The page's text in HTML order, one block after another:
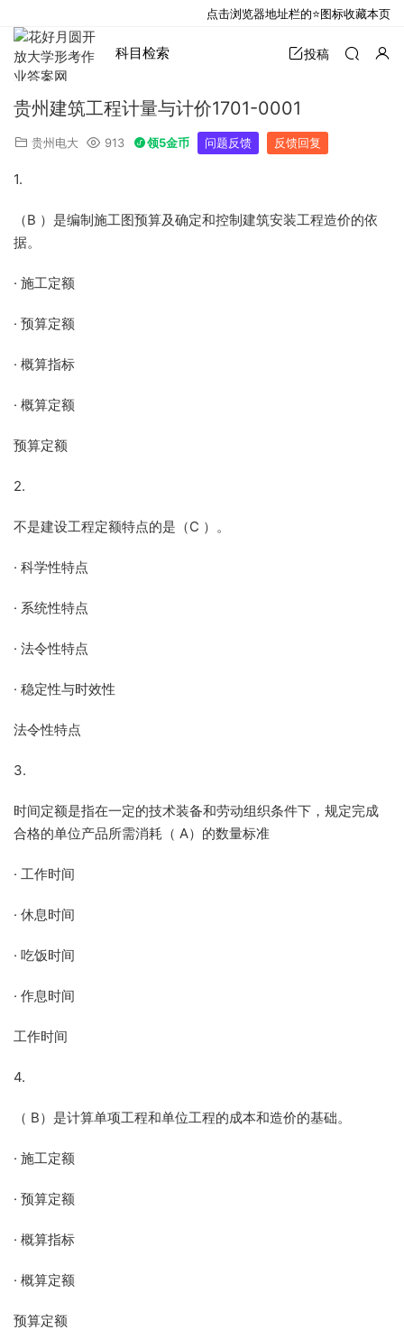
科目检索 投稿
贵州建筑工程计量与计价1701-0001
贵州电大 913 领5金币 问题反馈 反馈回复
1.
（B ）是编制施工图预算及确定和控制建筑安装工程造价的依
据。
· 施工定额
· 预算定额
· 概算指标
· 概算定额
预算定额
2.
不是建设工程定额特点的是（C ）。
· 科学性特点
· 系统性特点
· 法令性特点
· 稳定性与时效性
法令性特点
3.
时间定额是指在一定的技术装备和劳动组织条件下，规定完成
合格的单位产品所需消耗（ A）的数量标准
· 工作时间
· 休息时间
· 吃饭时间
· 作息时间
工作时间
4.
（ B）是计算单项工程和单位工程的成本和造价的基础。
· 施工定额
· 预算定额
· 概算指标
· 概算定额
预算定额
点击浏览器地址栏的⭐图标收藏本页